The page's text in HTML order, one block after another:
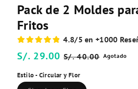
Pack de 2 Moldes
Fritos
4.8/5 en +1000
Precio
habitual
S/. 29.00 Precio
de
oferta
S/. 40.00 Agotado
Estilo - Circular y Flor